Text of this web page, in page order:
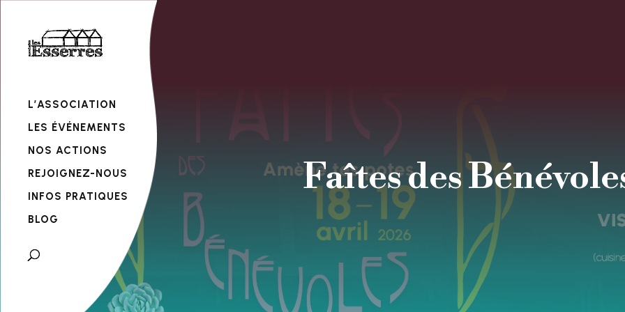
L’ASSOCIATION
LES ÉVÉNEMENTS
NOS ACTIONS
REJOIGNEZ-NOUS
INFOS PRATIQUES
BLOG
Faîtes des